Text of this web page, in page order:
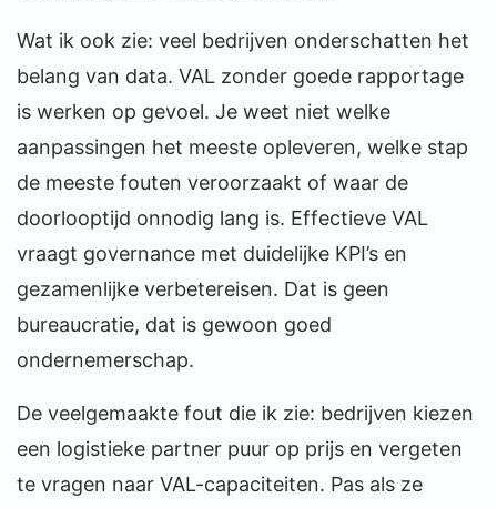
Wat ik ook zie: veel bedrijven onderschatten het
belang van data. VAL zonder goede rapportage
is werken op gevoel. Je weet niet welke
aanpassingen het meeste opleveren, welke stap
de meeste fouten veroorzaakt of waar de
doorlooptijd onnodig lang is. Effectieve VAL
vraagt governance met duidelijke KPI’s en
gezamenlijke verbetereisen. Dat is geen
bureaucratie, dat is gewoon goed
ondernemerschap.
De veelgemaakte fout die ik zie: bedrijven kiezen
een logistieke partner puur op prijs en vergeten
te vragen naar VAL-capaciteiten. Pas als ze